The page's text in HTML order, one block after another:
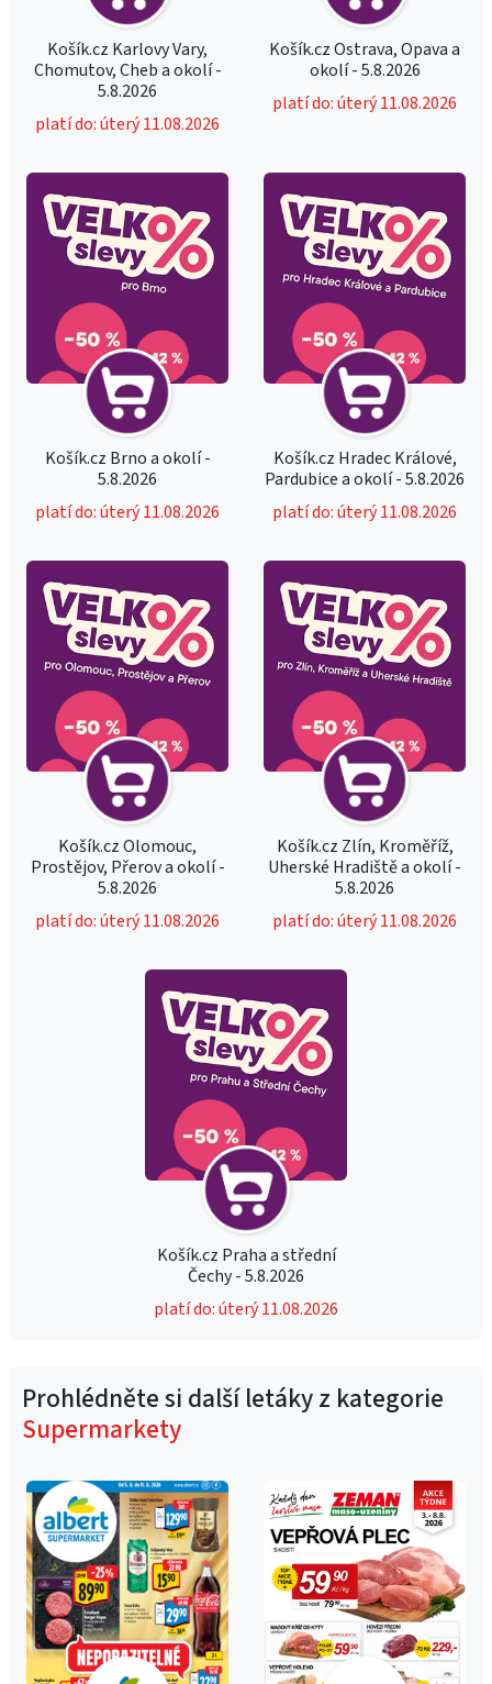
Košík.cz Karlovy Vary,
Chomutov, Cheb a okolí -
5.8.2026
platí do: úterý 11.08.2026
Košík.cz Ostrava, Opava a
okolí - 5.8.2026
platí do: úterý 11.08.2026
Košík.cz Brno a okolí -
5.8.2026
platí do: úterý 11.08.2026
Košík.cz Hradec Králové,
Pardubice a okolí - 5.8.2026
platí do: úterý 11.08.2026
Košík.cz Olomouc,
Prostějov, Přerov a okolí -
5.8.2026
platí do: úterý 11.08.2026
Košík.cz Zlín, Kroměříž,
Uherské Hradiště a okolí -
5.8.2026
platí do: úterý 11.08.2026
Košík.cz Praha a střední
Čechy - 5.8.2026
platí do: úterý 11.08.2026
Prohlédněte si další letáky z kategorie
Supermarkety